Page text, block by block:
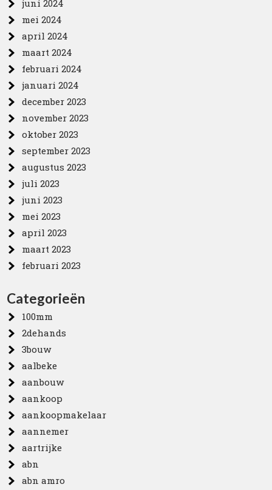
juni 2024
mei 2024
april 2024
maart 2024
februari 2024
januari 2024
december 2023
november 2023
oktober 2023
september 2023
augustus 2023
juli 2023
juni 2023
mei 2023
april 2023
maart 2023
februari 2023
Categorieën
100mm
2dehands
3bouw
aalbeke
aanbouw
aankoop
aankoopmakelaar
aannemer
aartrijke
abn
abn amro